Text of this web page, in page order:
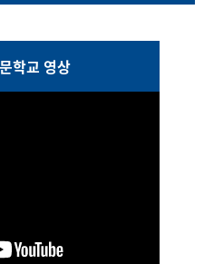
학교 영상